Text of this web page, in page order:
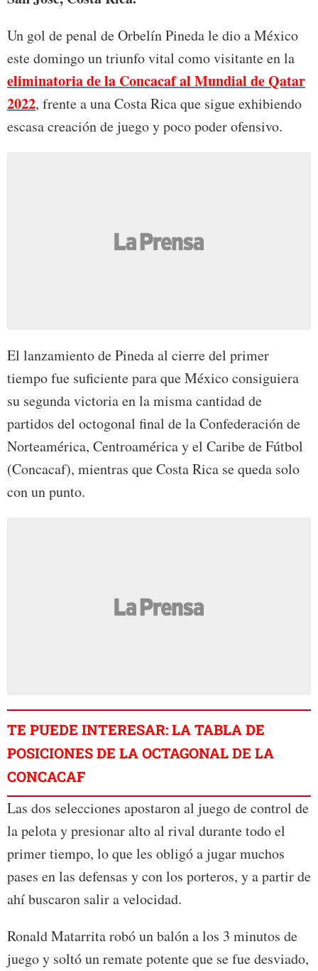
Un gol de penal de Orbelín Pineda le dio a México
este domingo un triunfo vital como visitante en la
eliminatoria de la Concacaf al Mundial de Qatar
2022, frente a una Costa Rica que sigue exhibiendo
escasa creación de juego y poco poder ofensivo.
El lanzamiento de Pineda al cierre del primer
tiempo fue suficiente para que México consiguiera
su segunda victoria en la misma cantidad de
partidos del octogonal final de la Confederación de
Norteamérica, Centroamérica y el Caribe de Fútbol
(Concacaf), mientras que Costa Rica se queda solo
con un punto.
TE PUEDE INTERESAR: LA TABLA DE
POSICIONES DE LA OCTAGONAL DE LA
CONCACAF
Las dos selecciones apostaron al juego de control de
la pelota y presionar alto al rival durante todo el
primer tiempo, lo que les obligó a jugar muchos
pases en las defensas y con los porteros, y a partir de
ahí buscaron salir a velocidad.
Ronald Matarrita robó un balón a los 3 minutos de
juego y soltó un remate potente que se fue desviado,